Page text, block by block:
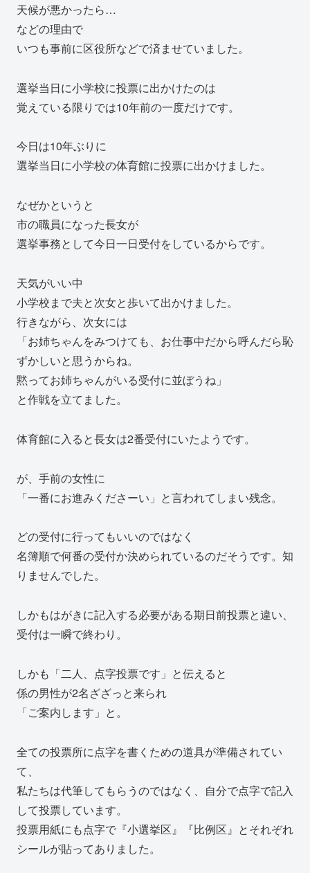
天候が悪かったら…
などの理由で
いつも事前に区役所などで済ませていました。
選挙当日に小学校に投票に出かけたのは
覚えている限りでは10年前の一度だけです。
今日は10年ぶりに
選挙当日に小学校の体育館に投票に出かけました。
なぜかというと
市の職員になった長女が
選挙事務として今日一日受付をしているからです。
天気がいい中
小学校まで夫と次女と歩いて出かけました。
行きながら、次女には
「お姉ちゃんをみつけても、お仕事中だから呼んだら恥
ずかしいと思うからね。
黙ってお姉ちゃんがいる受付に並ぼうね」
と作戦を立てました。
体育館に入ると長女は2番受付にいたようです。
が、手前の女性に
「一番にお進みくださーい」と言われてしまい残念。
どの受付に行ってもいいのではなく
名簿順で何番の受付か決められているのだそうです。知
りませんでした。
しかもはがきに記入する必要がある期日前投票と違い、
受付は一瞬で終わり。
しかも「二人、点字投票です」と伝えると
係の男性が2名ざざっと来られ
「ご案内します」と。
全ての投票所に点字を書くための道具が準備されてい
て、
私たちは代筆してもらうのではなく、自分で点字で記入
して投票しています。
投票用紙にも点字で『小選挙区』『比例区』とそれぞれ
シールが貼ってありました。